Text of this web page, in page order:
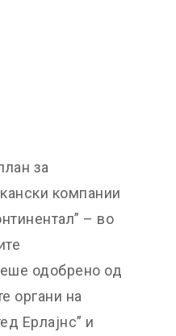
за
компании
– во
одобрено од
органи на
Ерлајнс” и